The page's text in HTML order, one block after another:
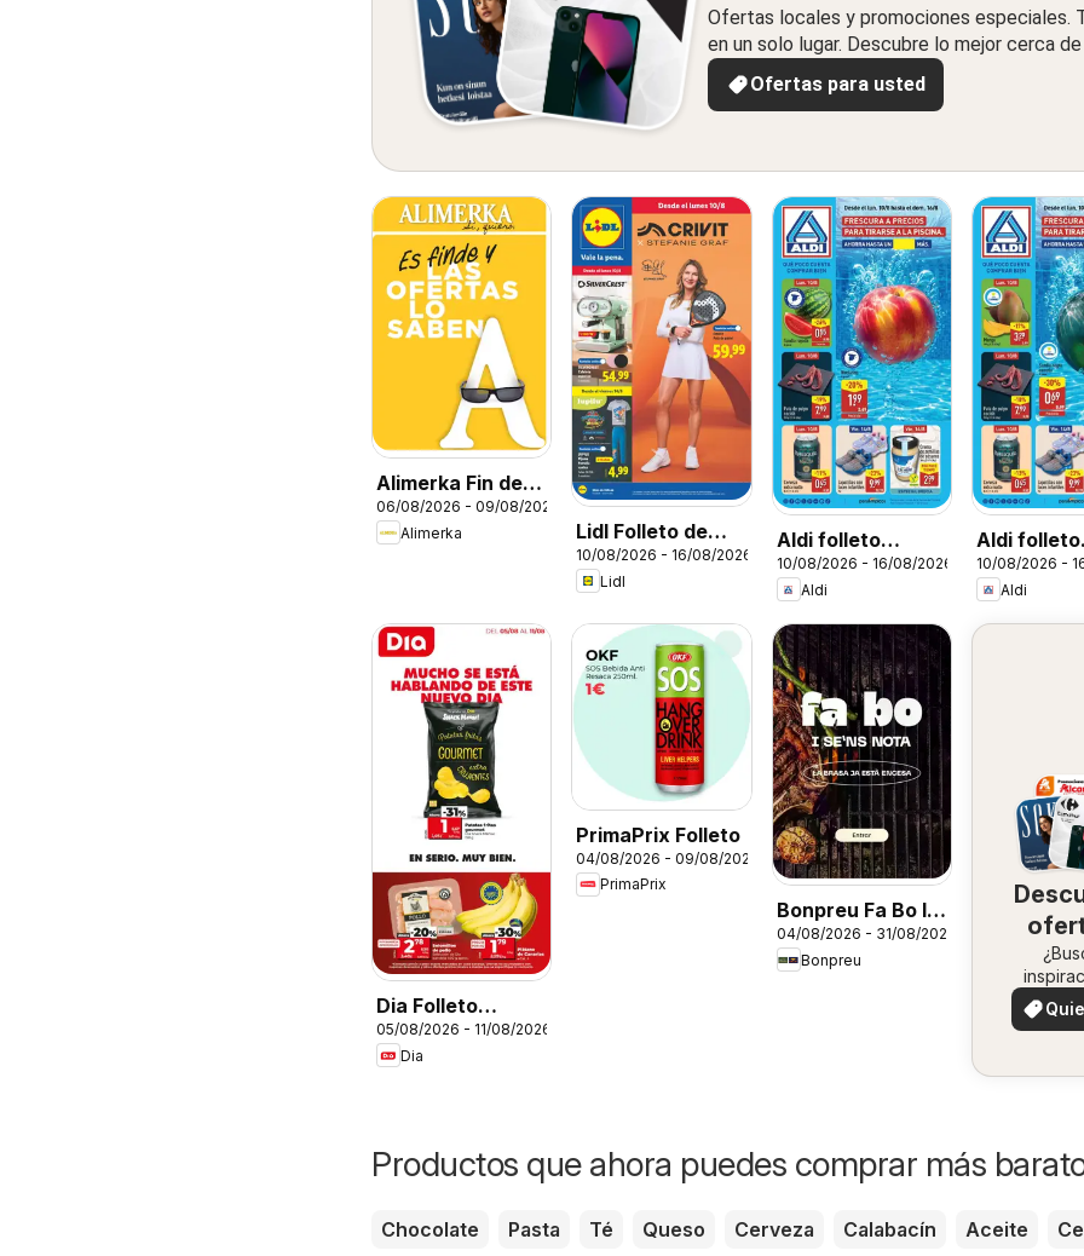
Ofertas locales y promociones especiales.
en un solo lugar. Descubre lo mejor cerca
Ofertas para usted
Alimerka Fin de
semana
06/08/2026 - 09/08/2026
Alimerka
Lidl Folleto de
bazar
10/08/2026 - 16/08/2026
Lidl
Aldi folleto
Baleares
10/08/2026 - 16/08/2026
Aldi
Aldi folleto
Canarias
10/08/2026 -
Aldi
Dia Folleto
Market
05/08/2026 - 11/08/2026
Dia
PrimaPrix Folleto
04/08/2026 - 09/08/2026
PrimaPrix
Bonpreu Fa Bo I
Se'ns Nota
04/08/2026 - 31/08/2026
Bonpreu
en
¡Vea
ofertas
ver
Productos que ahora puedes comprar más
Chocolate Pasta Té Queso Cerveza Calabacín Aceite